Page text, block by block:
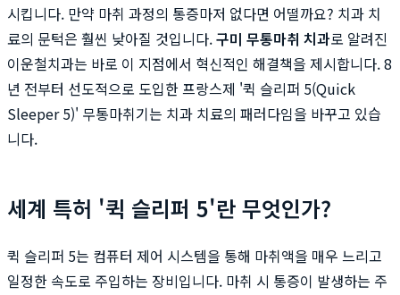
시킵니다. 만약 마취 과정의 통증마저 없다면 어떨까요? 치과 치
료의 문턱은 훨씬 낮아질 것입니다.구미 무통마취 치과로 알려진
이운철치과는 바로 이 지점에서 혁신적인 해결책을 제시합니다. 8
년 전부터 선도적으로 도입한 프랑스제 '퀵 슬리퍼 5(Quick
Sleeper 5)' 무통마취기는 치과 치료의 패러다임을 바꾸고 있습
니다.
세계 특허 '퀵 슬리퍼 5'란 무엇인가?
퀵 슬리퍼 5는 컴퓨터 제어 시스템을 통해 마취액을 매우 느리고
일정한 속도로 주입하는 장비입니다. 마취 시 통증이 발생하는 주